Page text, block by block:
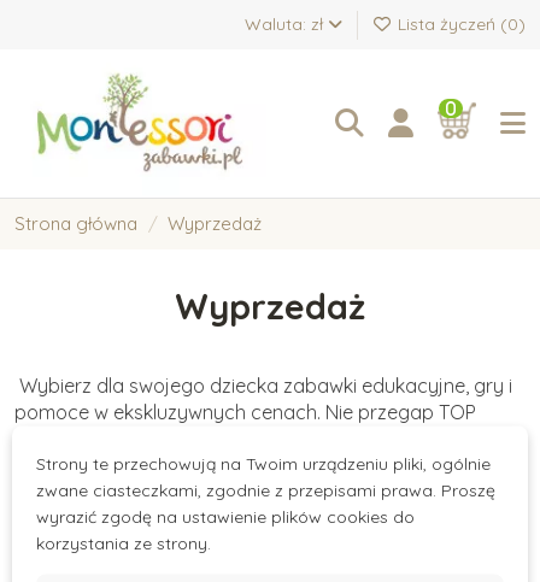
Waluta: zł Lista życzeń (0)
0
Strona główna Wyprzedaż
Wyprzedaż
Wybierz dla swojego dziecka zabawki edukacyjne, gry i
pomoce w ekskluzywnych cenach. Nie przegap TOP
There are no products.
Strony te przechowują na Twoim urządzeniu pliki, ogólnie
zwane ciasteczkami, zgodnie z przepisami prawa. Proszę
wyrazić zgodę na ustawienie plików cookies do
korzystania ze strony.